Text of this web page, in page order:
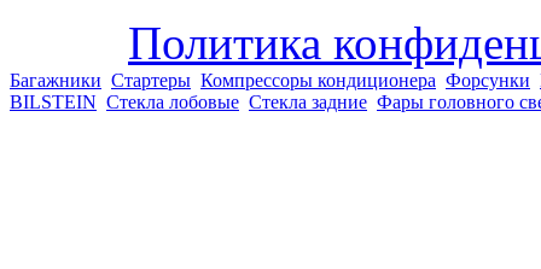
Политика
Багажники Стартеры Компрессоры кондиционера Форсунки
BILSTEIN Стекла лобовые Стекла задние Фары головного